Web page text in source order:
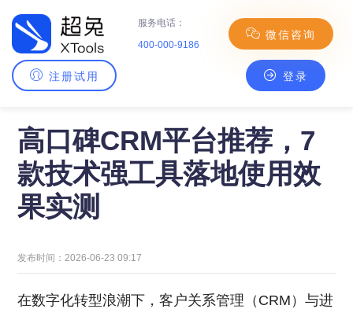
服务电话：
400-000-9186
微信咨询
注册试用 登录
主页>CRM百科> 高口碑CRM平台推荐，7款技术强工具落地使用效果实测
高口碑CRM平台推荐，7
款技术强工具落地使用效
果实测
发布时间：2026-06-23 09:17
在数字化转型浪潮下，客户关系管理（CRM）与进